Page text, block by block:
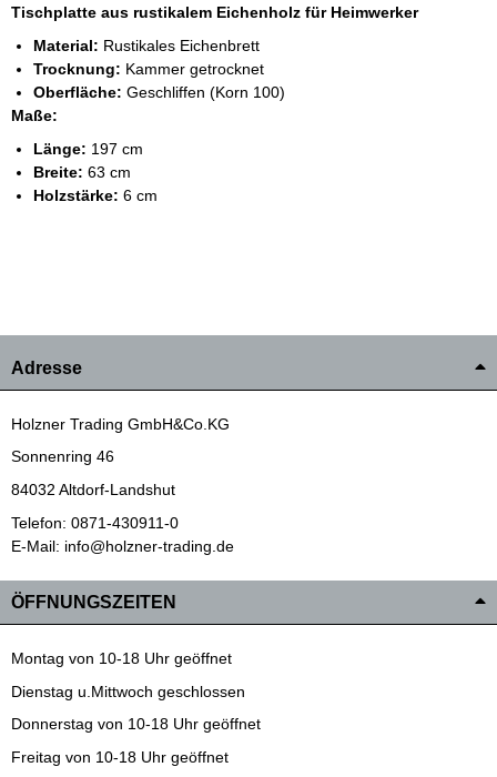
Tischplatte aus rustikalem Eichenholz für Heimwerker
Material: Rustikales Eichenbrett
Trocknung: Kammer getrocknet
Oberfläche: Geschliffen (Korn 100)
Maße:
Länge: 197 cm
Breite: 63 cm
Holzstärke: 6 cm
Adresse
Holzner Trading GmbH&Co.KG
Sonnenring 46
84032 Altdorf-Landshut
Telefon: 0871-430911-0
E-Mail: info@holzner-trading.de
ÖFFNUNGSZEITEN
Montag von 10-18 Uhr geöffnet
Dienstag u.Mittwoch geschlossen
Donnerstag von 10-18 Uhr geöffnet
Freitag von 10-18 Uhr geöffnet